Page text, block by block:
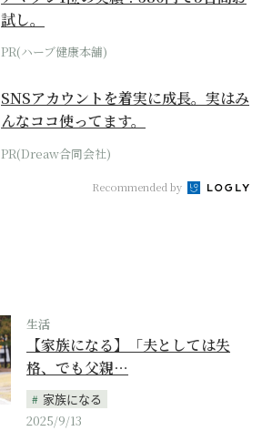
試し。
PR(ハーブ健康本舗)
SNSアカウントを着実に成長。実はみ
んなココ使ってます。
PR(Dreaw合同会社)
Recommended by
生活
【家族になる】「夫としては失
格、でも父親…
家族になる
2025/9/13